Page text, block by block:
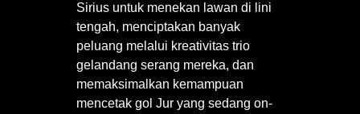
Sirius untuk menekan lawan di lini
tengah, menciptakan banyak
peluang melalui kreativitas trio
gelandang serang mereka, dan
memaksimalkan kemampuan
mencetak gol Jur yang sedang on-